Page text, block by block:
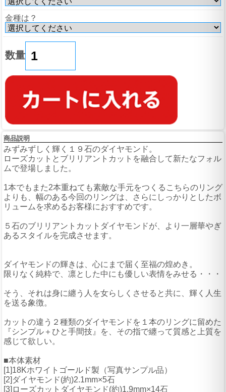
金種は？
数量
商品説明
みずみずしく輝く１９石のダイヤモンド。
ローズカットとブリリアントカットを融合して新たなフォル
ムで登場しました。
1本でもまた2本重ねても素敵な手元をつくるこちらのリング
よりも、幅のある今回のリングは、さらにしっかりとしたボ
リュームを求めるお客様におすすめです。
５石のブリリアントカットダイヤモンドが、より一層華やぎ
あるスタイルを完成させます。
ダイヤモンドの輝きは、心にまで届く至福の煌めき。
限りなく純粋で、凛とした中にも優しい表情をみせる・・・
そう、それは身に纏う人を女らしくさせると共に、輝く人生
を送る象徴。
カットの違う２種類のダイヤモンドを１本のリングに留めた
『シンプル＋ひと手間技』を、その指で纏って質感と上質を
感じて欲しい。
■本体素材
[1]18Kホワイトゴールド製（写真サンプル品）
[2]ダイヤモンド(約)2.1mm×5石
[3]ローズカットダイヤモンド(約)1.9mm×14石